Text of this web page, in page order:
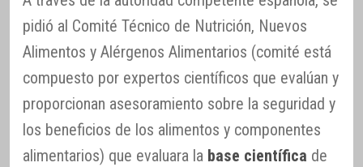
pidió al Comité Técnico de Nutrición, Nuevos
Alimentos y Alérgenos Alimentarios (comité está
compuesto por expertos científicos que evalúan y
proporcionan asesoramiento sobre la seguridad y
los beneficios de los alimentos y componentes
alimentarios) que evaluara la base científica de